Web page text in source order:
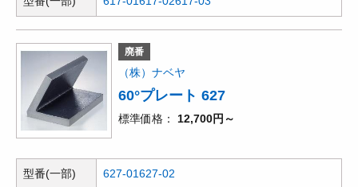
廃番
（株）ナベヤ
60°プレート 627
標準価格 12,700円～
型番(一部) 627-01627-02